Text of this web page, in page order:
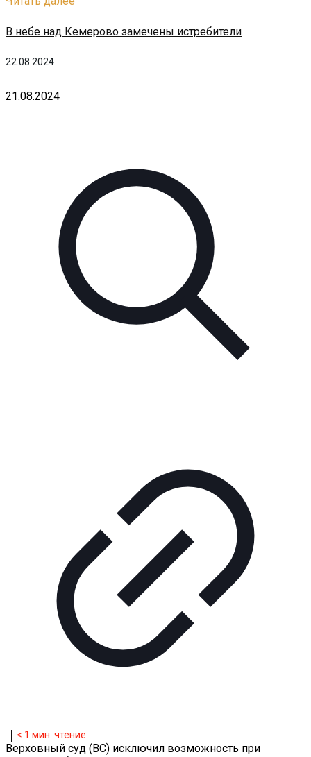
22.08.2024
В небе над Кемерово замечены истребители
21.08.2024
< 1 мин. чтение
Верховный суд (ВС) исключил возможность при